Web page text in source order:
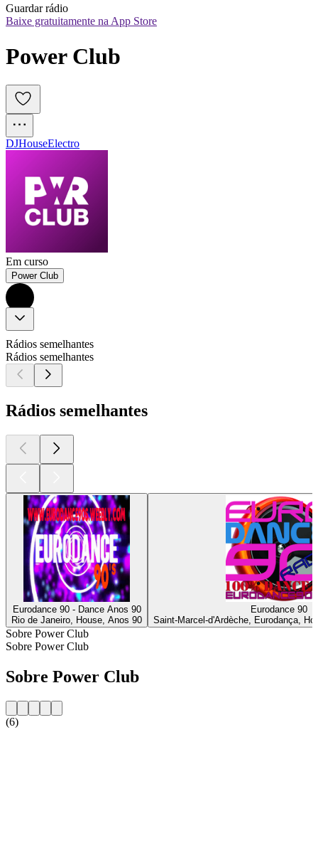
Guardar rádio
Baixe gratuitamente na App Store
Power Club
DJHouseElectro
Em curso
Power Club
Rádios semelhantes
Rádios semelhantes
Rádios semelhantes
Eurodance 90 - Dance Anos 90
Rio de Janeiro, House, Anos 90
Eurodance 90
Saint-Marcel-d'Ardèche, Eurodança,
Sobre Power Club
Sobre Power Club
Sobre Power Club
(6)